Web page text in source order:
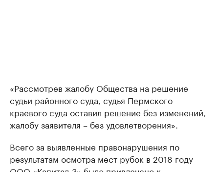
«Рассмотрев жалобу Общества на решение
судьи районного суда, судья Пермского
краевого суда оставил решение без изменений,
жалобу заявителя – без удовлетворения».
Всего за выявленные правонарушения по
результатам осмотра мест рубок в 2018 году